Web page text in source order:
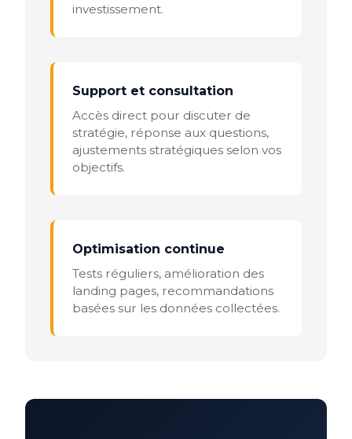
investissement.
Support et consultation
Accès direct pour discuter de
stratégie, réponse aux questions,
ajustements stratégiques selon vos
objectifs.
Optimisation continue
Tests réguliers, amélioration des
landing pages, recommandations
basées sur les données collectées.